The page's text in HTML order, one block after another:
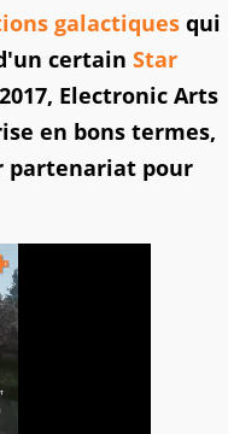
galactiques qui
certain Star
Electronic Arts
en bons termes,
partenariat pour